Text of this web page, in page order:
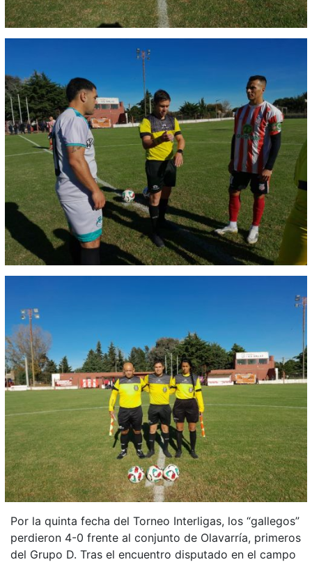
Por la quinta fecha del Torneo Interligas, los “gallegos”
perdieron 4-0 frente al conjunto de Olavarría, primeros
del Grupo D. Tras el encuentro disputado en el campo